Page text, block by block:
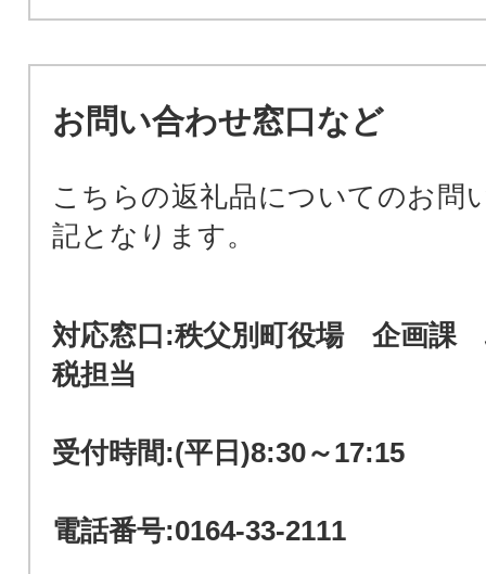
お問い合わせ窓口など
こちらの返礼品についてのお問
記となります。
対応窓口:秩父別町役場 企画課
税担当
受付時間:(平日)8:30～17:15
電話番号:0164-33-2111